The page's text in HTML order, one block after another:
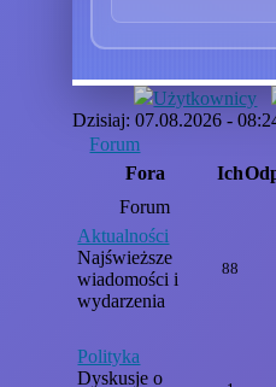
Użytkownicy
Dzisiaj: 07.08.2026 -
Forum
Fora
Ich
Forum
Aktualności
Najświeższe
wiadomości i
wydarzenia
88
Polityka
Dyskusje o